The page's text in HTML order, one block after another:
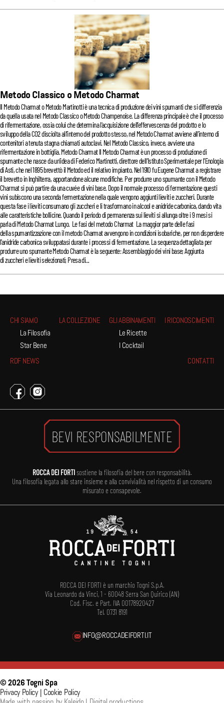
Metodo Classico o Metodo Charmat
Il Metodo Charmat o Metodo Martinotti è una tecnica di produzione dei vini spumanti che si differenzia
da quella usata nel Metodo Classico o Metodo Champenoise. La differenza principale è che il processo
di rifermentazione, ossia colui che determina l’acquisizione dell’effervescenza del prodotto e lo
sviluppo della CO2 disciolta all’interno del prodotto stesso, nel Metodo Charmat avviene all’interno di
contenitori a tenuta stagna chiamati autoclavi. Nel Metodo Classico, invece, avviene una
rifermentazione in bottiglia. Metodo Charmat Il Metodo Charmat è un processo di produzione di
spumante che nasce da un’idea di Federico Martinotti, direttore dell’Istituto Sperimentale per l’Enologia
di Asti, che nel 1895 brevettò il Metodo ed il relativo impianto. Nel 1910 fu Eugene Charmat a registrare
il brevetto in Inghilterra, apportandone alcune modifiche. Per produrre uno spumante con il Metodo
Charmat si può partire da una cuvée di vini base. Dopo il normale processo di fermentazione questi
vini subiscono una seconda fermentazione nella quale vengono aggiunti lieviti e zuccheri. Durante
questa fase i lieviti consumano gli zuccheri e li trasformano in alcool e anidride carbonica, dando vita
alle caratteristiche bollicine. Quando il periodo di permanenza sui lieviti si allunga oltre i 9 mesi si
parla di Metodo Charmat Lungo. Le fasi del metodo Charmat La maggior parte delle fasi
della spumantizzazione con il metodo Charmat avvengono in condizioni isobariche, per non disperdere
l’anidride carbonica sviluppatasi durante i processi di fermentazione. La sequenza dettagliata per
produrre uno spumante Metodo Charmat è la seguente: Assemblaggio dei vini base; Aggiunta
di zuccheri e lieviti selezionati; Presa di...
CHI SIAMO
La Filosofia
Star Bene
LA COLLEZIONE
GLI ABBINAMENTI
Le Ricette
I Cocktail
I RICONOSCIMENTI
RDF NEWS CONTATTI
BEVI RESPONSABILMENTE
ROCCA DEI FORTIsostiene la filosofia del bere con responsabilità.
Una filosofia legata allo stare insieme e alla convivialità nel rispetto di un consumo
misurato e consapevole.
ROCCA DEI FORTI è un marchio Togni S.p.A.
Via Leonardo da Vinci, 1 - 60048 Serra San Quirico (AN)
Cod. Fisc. e Part. IVA 00178920427
Tel. 0731 8191
INFO@ROCCADEIFORTI.IT
© 2026
Togni Spa
Privacy Policy| Cookie Policy